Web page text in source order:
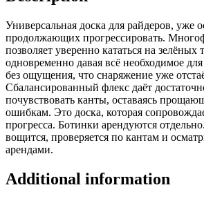
Универсальная доска для райдеров, уже
продолжающих прогрессировать.
позволяет уверенно кататься на зелёных
одновременно давая всё необходимое
без ощущения, что снаряжение уже
Сбалансированный флекс даёт
почувствовать канты, оставаясь
ошибкам. Это доска, которая
прогресса. Ботинки арендуются
вощится, проверяется по кантам и
арендами.
Additional information